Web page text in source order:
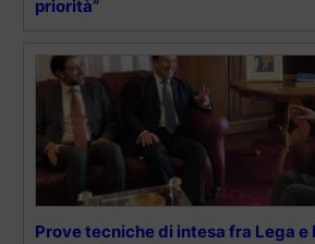
priorità”
Prove tecniche di intesa fra Lega e